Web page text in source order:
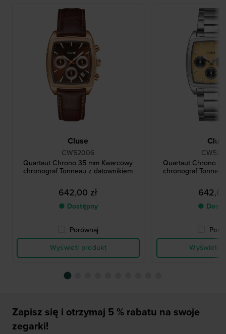
Cluse
CW52006
Quartaut Chrono 35 mm Kwarcowy
chronograf Tonneau z datownikiem
642,00 zł
● Dostępny
Porównaj
Wyświetl produkt
Quartaut Chrono
chronograf
●
Wyświetl
Zapisz się i otrzymaj 5 % rabatu na swoje
zegarki!